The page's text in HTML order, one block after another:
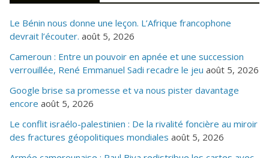
Le Bénin nous donne une leçon. L’Afrique francophone
devrait l’écouter. août 5, 2026
Cameroun : Entre un pouvoir en apnée et une succession
verrouillée, René Emmanuel Sadi recadre le jeu août 5, 2026
Google brise sa promesse et va nous pister davantage
encore août 5, 2026
Le conflit israélo-palestinien : De la rivalité foncière au miroir
des fractures géopolitiques mondiales août 5, 2026